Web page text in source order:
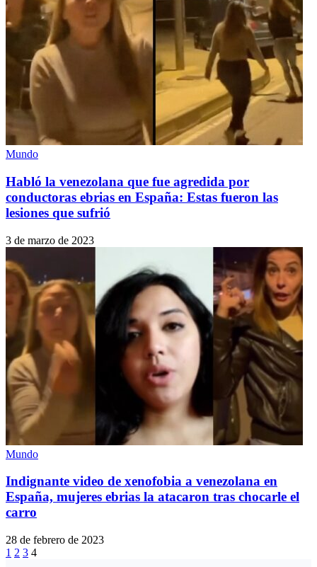
Mundo
Habló la venezolana que fue agredida por
conductoras ebrias en España: Estas fueron las
lesiones que sufrió
3 de marzo de 2023
Mundo
Indignante video de xenofobia a venezolana en
España, mujeres ebrias la atacaron tras chocarle el
carro
28 de febrero de 2023
1 2 3 4